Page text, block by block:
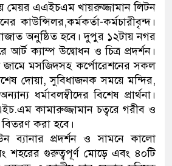
মেয়র এএইচএম খায়রুজ্জামান লিটন
কাউন্সিলর,কর্মকর্তা-কর্মচারীবৃন্দ।
অনুষ্ঠিত হবে। দুপুর ১২টায় নগর
আর্ট ক্যাম্প উদ্বোধন ও চিত্র প্রদর্শন।
জামে মসজিদসহ কর্পোরেশনের সকল
দোয়া, সুবিধাজনক সময়ে মন্দির,
ধর্মাবলম্বীদের বিশেষ প্রার্থনা।
কামারুজ্জামান চত্বরে গরীব ও
বিতরণ করা হবে।
ব্যানার প্রদর্শন ও সামনে কালো
শহরের গুরুত্বপূর্ণ মোড়ে এবং ৪০টি